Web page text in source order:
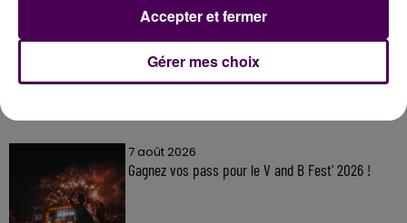
7 août 2026
Gagnez vos pass pour le V and B Fest' 2026 !
Gérer mes choix
Accepter et fermer